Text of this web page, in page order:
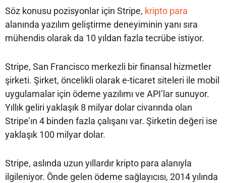
Söz konusu pozisyonlar için Stripe, kripto para
alanında yazılım geliştirme deneyiminin yanı sıra
mühendis olarak da 10 yıldan fazla tecrübe istiyor.
Stripe, San Francisco merkezli bir finansal hizmetler
şirketi. Şirket, öncelikli olarak e-ticaret siteleri ile mobil
uygulamalar için ödeme yazılımı ve API’lar sunuyor.
Yıllık geliri yaklaşık 8 milyar dolar civarında olan
Stripe’ın 4 binden fazla çalışanı var. Şirketin değeri ise
yaklaşık 100 milyar dolar.
Stripe, aslında uzun yıllardır kripto para alanıyla
ilgileniyor. Önde gelen ödeme sağlayıcısı, 2014 yılında